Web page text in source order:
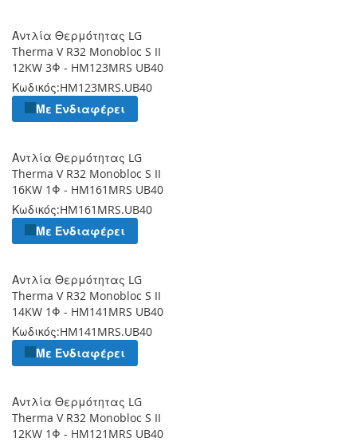
Αντλία Θερμότητας LG
Therma V R32 Monobloc S II
12KW 3Φ - HM123MRS UB40
Κωδικός:HM123MRS.UB40
Με Ενδιαφέρει
Αντλία Θερμότητας LG
Therma V R32 Monobloc S II
16KW 1Φ - HM161MRS UB40
Κωδικός:HM161MRS.UB40
Με Ενδιαφέρει
Αντλία Θερμότητας LG
Therma V R32 Monobloc S II
14KW 1Φ - HM141MRS UB40
Κωδικός:HM141MRS.UB40
Με Ενδιαφέρει
Αντλία Θερμότητας LG
Therma V R32 Monobloc S II
12KW 1Φ - HM121MRS UB40